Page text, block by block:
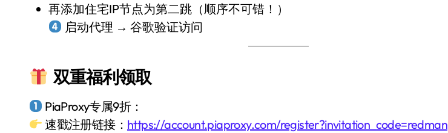
再添加住宅IP节点为第二跳（顺序不可错！）
启动代理 → 谷歌验证访问
双重福利领取
PiaProxy专属9折：
速戳注册链接： https://account.piaproxy.com/register?invitation_code=redman